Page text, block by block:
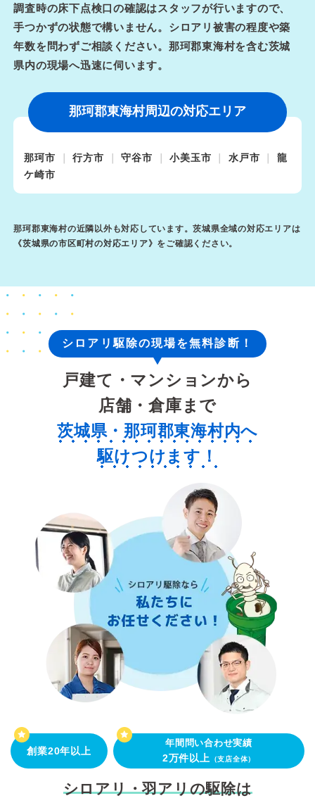
調査時の床下点検口の確認はスタッフが行いますので、
手つかずの状態で構いません。シロアリ被害の程度や築
年数を問わずご相談ください。那珂郡東海村を含む茨城
県内の現場へ迅速に伺います。
那珂郡東海村周辺の対応エリア
那珂市 行方市 守谷市 小美玉市 水戸市
龍
ケ崎市
那珂郡東海村の近隣以外も対応しています。茨城県全域の対応エリアは
《茨城県の市区町村の対応エリア》をご確認ください。
シロアリ駆除の現場を無料診断！
戸建て・マンションから
店舗・倉庫まで
茨城県・那珂郡東海村内へ
駆けつけます！
創業20年以上
年間問い合わせ実績
2万件以上 （支店全体）
シロアリ・羽アリの駆除は